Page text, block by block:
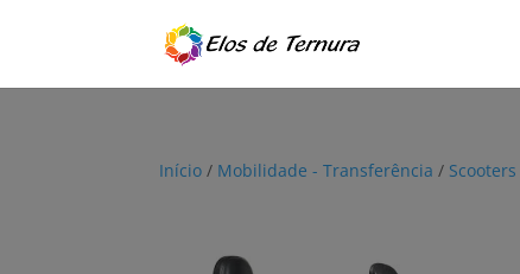
Início / Mobilidade - Transferência / Scooters